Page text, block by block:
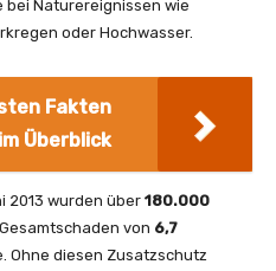
Naturereignissen wie
oder Hochwasser.
Fakten
Überblick
2013 wurden über 180.000
von 6,7
Ohne diesen Zusatzschutz